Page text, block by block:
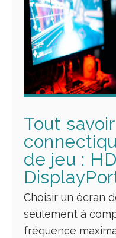
Tout
de jeu :
Choisir un écran
seulement à
fréquence